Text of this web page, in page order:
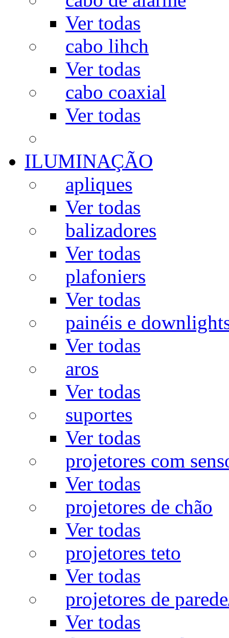
Ver todas
cabo lihch
Ver todas
cabo coaxial
Ver todas
ILUMINAÇÃO
apliques
Ver todas
balizadores
Ver todas
plafoniers
Ver todas
painéis e
Ver todas
aros
Ver todas
suportes
Ver todas
projetores com
Ver todas
projetores de chão
Ver todas
projetores teto
Ver todas
projetores de
Ver todas